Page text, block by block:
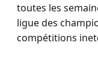
toutes les
ligue des
compétitions